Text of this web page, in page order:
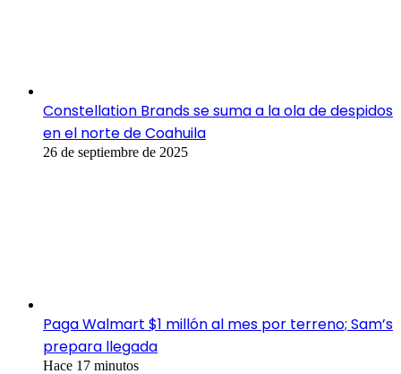
Constellation Brands se suma a la ola de despidos
en el norte de Coahuila
26 de septiembre de 2025
Paga Walmart $1 millón al mes por terreno; Sam’s
prepara llegada
Hace 17 minutos